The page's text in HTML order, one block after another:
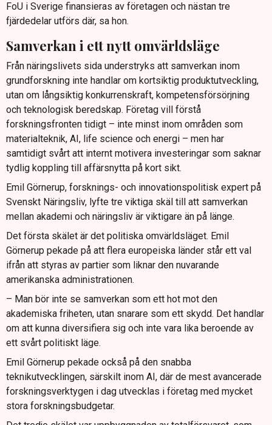
FoU i Sverige finansieras av företagen och nästan tre
fjärdedelar utförs där, sa hon.
Samverkan i ett nytt omvärldsläge
Från näringslivets sida understryks att samverkan inom
grundforskning inte handlar om kortsiktig produktutveckling,
utan om långsiktig konkurrenskraft, kompetensförsörjning
och teknologisk beredskap. Företag vill förstå
forskningsfronten tidigt – inte minst inom områden som
materialteknik, AI, life science och energi – men har
samtidigt svårt att internt motivera investeringar som saknar
tydlig koppling till affärsnytta på kort sikt.
Emil Görnerup, forsknings- och innovationspolitisk expert på
Svenskt Näringsliv, lyfte tre viktiga skäl till att samverkan
mellan akademi och näringsliv är viktigare än på länge.
Det första skälet är det politiska omvärldsläget. Emil
Görnerup pekade på att flera europeiska länder står ett val
ifrån att styras av partier som liknar den nuvarande
amerikanska administrationen.
– Man bör inte se samverkan som ett hot mot den
akademiska friheten, utan snarare som ett skydd. Det handlar
om att kunna diversifiera sig och inte vara lika beroende av
ett svårt politiskt läge.
Emil Görnerup pekade också på den snabba
teknikutvecklingen, särskilt inom AI, där de mest avancerade
forskningsverktygen i dag utvecklas i företag med mycket
stora forskningsbudgetar.